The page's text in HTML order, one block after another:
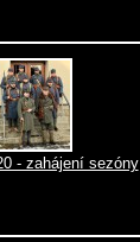
- zahájení sezóny